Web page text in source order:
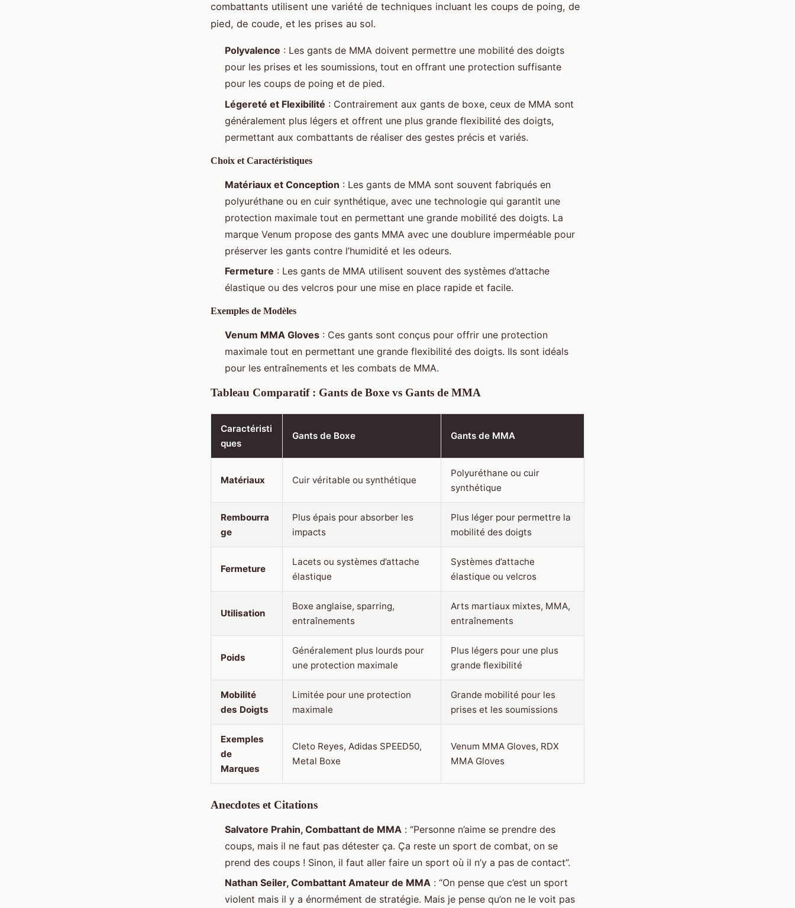
combattants utilisent une variété de techniques incluant les coups de poing, de
pied, de coude, et les prises au sol.
Polyvalence : Les gants de MMA doivent permettre une mobilité des doigts
pour les prises et les soumissions, tout en offrant une protection suffisante
pour les coups de poing et de pied.
Légereté et Flexibilité : Contrairement aux gants de boxe, ceux de MMA sont
généralement plus légers et offrent une plus grande flexibilité des doigts,
permettant aux combattants de réaliser des gestes précis et variés.
Choix et Caractéristiques
Matériaux et Conception : Les gants de MMA sont souvent fabriqués en
polyuréthane ou en cuir synthétique, avec une technologie qui garantit une
protection maximale tout en permettant une grande mobilité des doigts. La
marque Venum propose des gants MMA avec une doublure imperméable pour
préserver les gants contre l’humidité et les odeurs.
Fermeture : Les gants de MMA utilisent souvent des systèmes d’attache
élastique ou des velcros pour une mise en place rapide et facile.
Exemples de Modèles
Venum MMA Gloves : Ces gants sont conçus pour offrir une protection
maximale tout en permettant une grande flexibilité des doigts. Ils sont idéals
pour les entraînements et les combats de MMA.
Tableau Comparatif : Gants de Boxe vs Gants de MMA
Caractéristi
ques
Gants de Boxe Gants de MMA
Matériaux Cuir véritable ou synthétique
Polyuréthane ou cuir
synthétique
Rembourra
ge
Plus épais pour absorber les
impacts
Plus léger pour permettre la
mobilité des doigts
Fermeture
Lacets ou systèmes d’attache
élastique
Systèmes d’attache
élastique ou velcros
Utilisation
Boxe anglaise, sparring,
entraînements
Arts martiaux mixtes, MMA,
entraînements
Poids
Généralement plus lourds pour
une protection maximale
Plus légers pour une plus
grande flexibilité
Mobilité
des Doigts
Limitée pour une protection
maximale
Grande mobilité pour les
prises et les soumissions
Exemples
de
Marques
Cleto Reyes, Adidas SPEED50,
Metal Boxe
Venum MMA Gloves, RDX
MMA Gloves
Anecdotes et Citations
Salvatore Prahin, Combattant de MMA : “Personne n’aime se prendre des
coups, mais il ne faut pas détester ça. Ça reste un sport de combat, on se
prend des coups ! Sinon, il faut aller faire un sport où il n’y a pas de contact”.
Nathan Seiler, Combattant Amateur de MMA : “On pense que c’est un sport
violent mais il y a énormément de stratégie. Mais je pense qu’on ne le voit pas